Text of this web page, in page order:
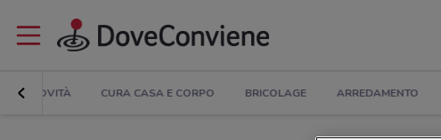
NOVITÀ CURA CASA E CORPO BRICOLAGE ARREDAMENTO